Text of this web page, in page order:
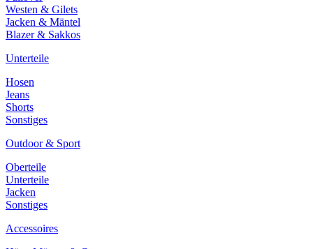
Westen & Gilets
Jacken & Mäntel
Blazer & Sakkos
Unterteile
Hosen
Jeans
Shorts
Sonstiges
Outdoor & Sport
Oberteile
Unterteile
Jacken
Sonstiges
Accessoires